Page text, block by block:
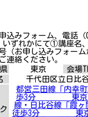
込みフォーム、電話（
いずれかにて①講座名
（お申し込みフォー
連絡ください。
東京
会場
千代田区立日比
都営三田線「内幸
歩3分 東京メ
線・日比谷線「霞ヶ
徒歩3分 東京メ